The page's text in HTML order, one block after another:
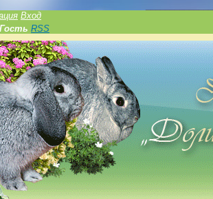
Вход
Гость RSS